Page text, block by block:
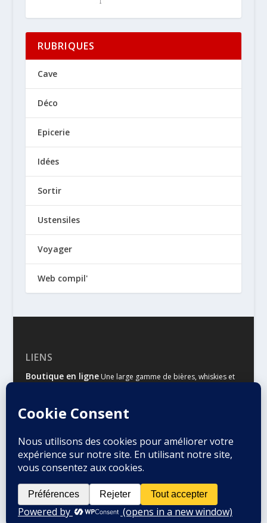
RUBRIQUES
Cave
Déco
Epicerie
Idées
Sortir
Ustensiles
Voyager
Web compil'
LIENS
Boutique en ligneUne large gamme de bières, whiskies et
Malts & HoublonsLe site d’information des amateurs de
Conçu parElegant Themes | Propulsé parWordPress